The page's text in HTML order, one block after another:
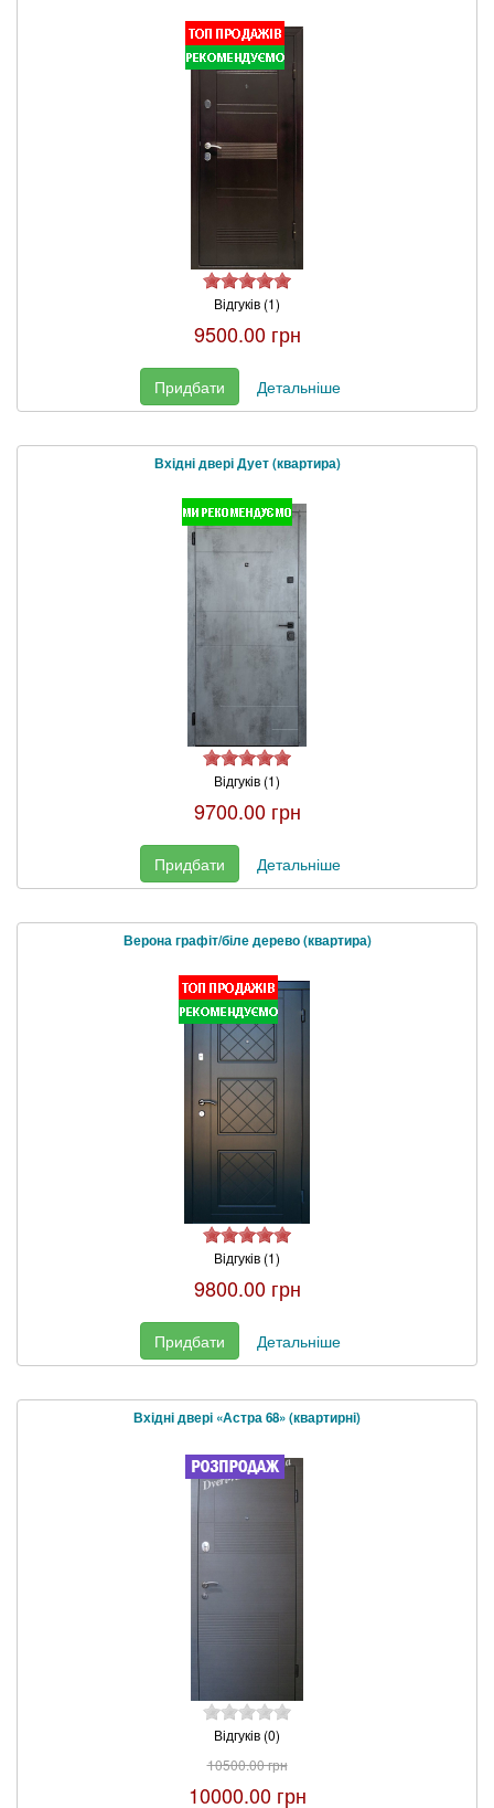
Відгуків (1)
9500.00 грн
Придбати Детальніше
Вхідні двері Дует (квартира)
Відгуків (1)
9700.00 грн
Придбати Детальніше
Верона графіт/біле дерево (квартира)
Відгуків (1)
9800.00 грн
Придбати Детальніше
Вхідні двері «Астра 68» (квартирні)
Відгуків (0)
10500.00 грн
10000.00 грн